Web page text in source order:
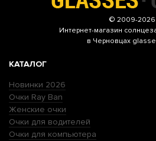
© 2009-2026
Интернет-магазин
в Черновцах
КАТАЛОГ
Новинки 2026
Очки Ray Ban
Женские очки
Очки для водителей
Очки для компьютера